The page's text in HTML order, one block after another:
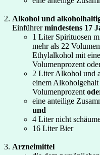
Alkohol und
Einführermindestens 17
1 Liter Spirituosen
mehr als 22
Ethylalkohol mit
Volumenprozent
2 Liter Alkohol und
einem Alkoholgehalt
Volumenprozent
eine anteilige
und
4 Liter nicht
16 Liter Bier
Arzneimittel